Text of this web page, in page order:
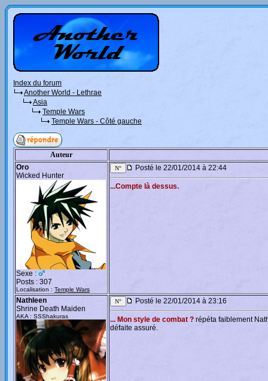
Index du forum
Another World - Lethrae
Asia
Temple Wars
Temple Wars - Côté gauche
Auteur
Oro
Wicked Hunter
Sexe :
Posts : 307
Localisation : Temple Wars
Posté le 22/01/2014 à 22:44
...Compte là dessus.
Nathleen
Shrine Death Maiden
AKA : SSShakuras
Posté le 22/01/2014 à 23:16
... Mon style de combat ? répéta faiblement
défaite assuré.